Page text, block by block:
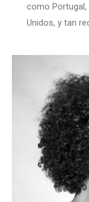
como Portugal,
Unidos, y tan